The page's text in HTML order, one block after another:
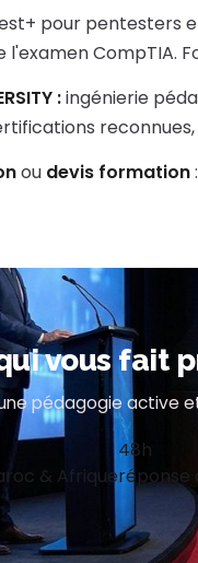
pour pentesters
CompTIA.
:ingénierie
ou devis formation
vous fait
pédagogie active
& Afrique
48h
réponse